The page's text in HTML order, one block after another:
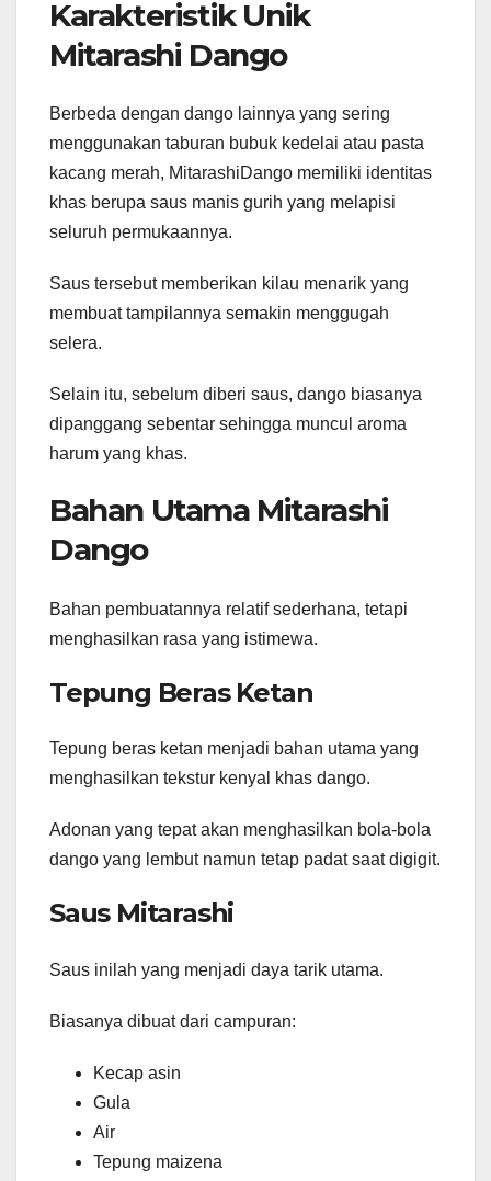
Karakteristik Unik
Mitarashi Dango
Berbeda dengan dango lainnya yang sering
menggunakan taburan bubuk kedelai atau pasta
kacang merah, MitarashiDango memiliki identitas
khas berupa saus manis gurih yang melapisi
seluruh permukaannya.
Saus tersebut memberikan kilau menarik yang
membuat tampilannya semakin menggugah
selera.
Selain itu, sebelum diberi saus, dango biasanya
dipanggang sebentar sehingga muncul aroma
harum yang khas.
Bahan Utama Mitarashi
Dango
Bahan pembuatannya relatif sederhana, tetapi
menghasilkan rasa yang istimewa.
Tepung Beras Ketan
Tepung beras ketan menjadi bahan utama yang
menghasilkan tekstur kenyal khas dango.
Adonan yang tepat akan menghasilkan bola-bola
dango yang lembut namun tetap padat saat digigit.
Saus Mitarashi
Saus inilah yang menjadi daya tarik utama.
Biasanya dibuat dari campuran:
Kecap asin
Gula
Air
Tepung maizena